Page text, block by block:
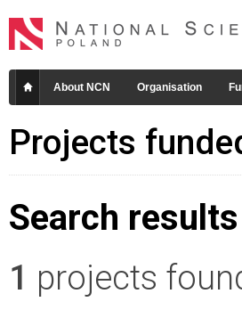
About NCN Organisation
Projects
Search results
1 projects